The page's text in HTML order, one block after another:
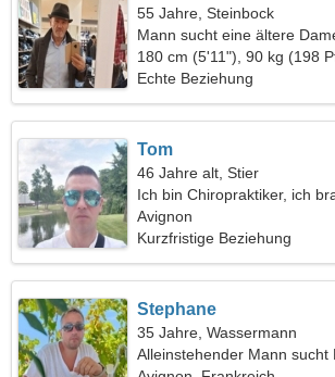
55 Jahre, Steinbock
Mann sucht eine ältere
180 cm (5'11"), 90 kg (198
Echte Beziehung
Tom
46 Jahre alt, Stier
Ich bin Chiropraktiker, ich
Frau
Avignon
Kurzfristige Beziehung
Stephane
35 Jahre, Wassermann
Alleinstehender Mann sucht